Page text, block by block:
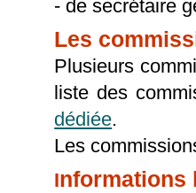
- de secrétaire
Les
Plusieurs
liste des
dédiée.
Les
Informations